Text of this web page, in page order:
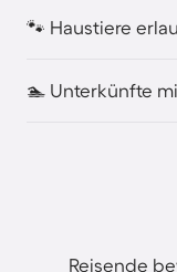
🐾 Haustiere
🏊 Unterkünfte
Reisende